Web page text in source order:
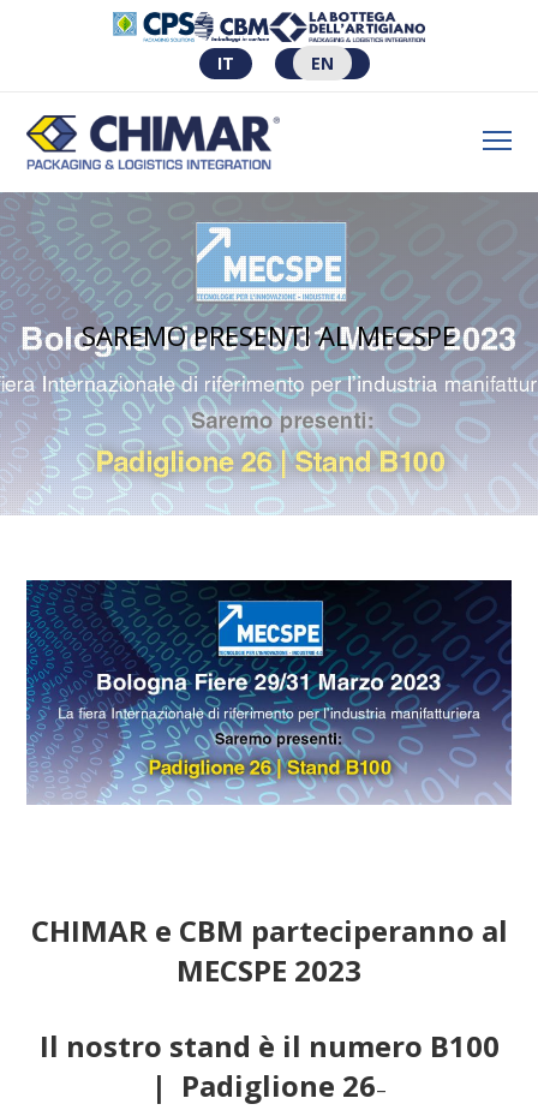
IT EN
SAREMO PRESENTI AL MECSPE
CHIMAR e CBM parteciperanno al
MECSPE 2023
Il nostro stand è il numero B100
| Padiglione 26–